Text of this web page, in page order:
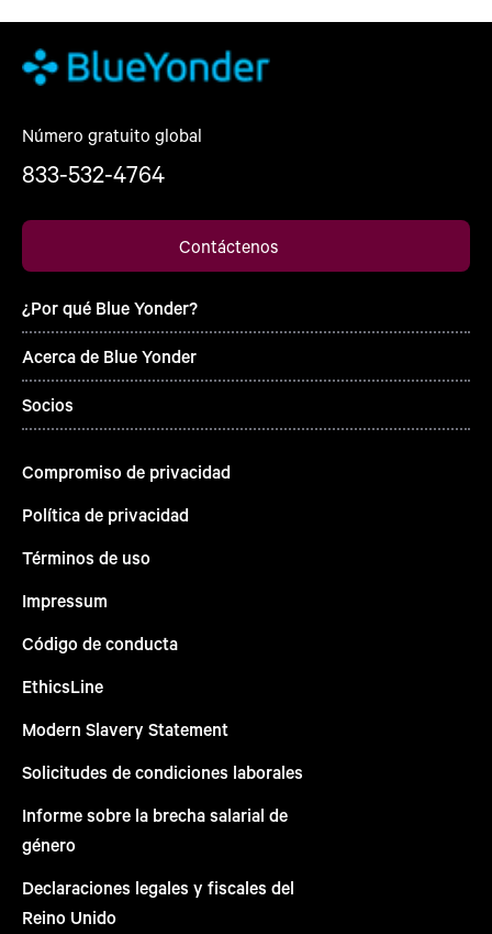
Número gratuito global
833-532-4764
Contáctenos
¿Por qué Blue Yonder?
Acerca de Blue Yonder
Socios
Compromiso de privacidad
Política de privacidad
Términos de uso
Impressum
Código de conducta
EthicsLine
Modern Slavery Statement
Solicitudes de condiciones laborales
Informe sobre la brecha salarial de
género
Declaraciones legales y fiscales del
Reino Unido